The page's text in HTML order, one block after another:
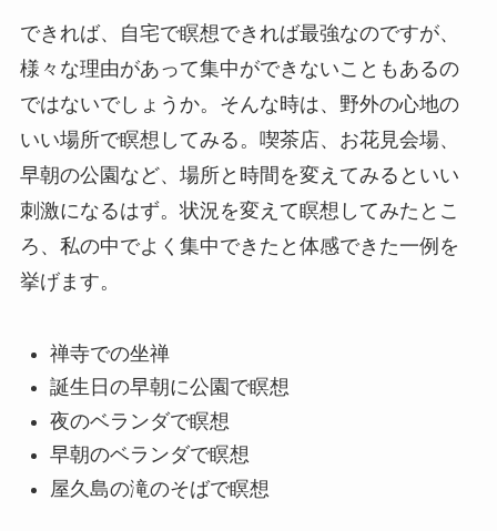
できれば、自宅で瞑想できれば最強なのですが、
様々な理由があって集中ができないこともあるの
ではないでしょうか。そんな時は、野外の心地の
いい場所で瞑想してみる。喫茶店、お花見会場、
早朝の公園など、場所と時間を変えてみるといい
刺激になるはず。状況を変えて瞑想してみたとこ
ろ、私の中でよく集中できたと体感できた一例を
挙げます。
禅寺での坐禅
誕生日の早朝に公園で瞑想
夜のベランダで瞑想
早朝のベランダで瞑想
屋久島の滝のそばで瞑想